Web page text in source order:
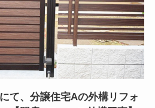
て、分譲住宅Aの外構リフォ